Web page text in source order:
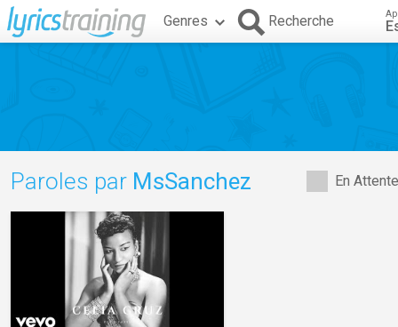
Genres Recherche
En
Paroles par MsSanchez